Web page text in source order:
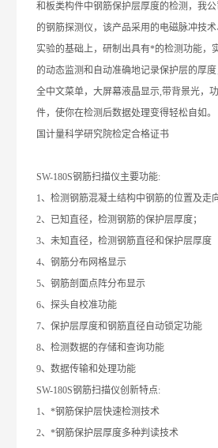
和板类构件中钢筋保护层厚度的检测，我
的钢筋探测仪，该产品采用的电磁脉冲技
实验的基础上，研制出具有*的检测功能，
的动态监测和自动准确地记录保护层的厚
全中文菜单，大屏幕液晶显示,带背景光，
件，使你在检测后数据处理变得轻松自如。
国计量科学研究院检定合格证书
SW-180S钢筋扫描仪主要功能:
1、检测钢筋混凝土结构中钢筋的位置及走向
2、已知直径，检测钢筋的保护层厚度；
3、未知直径，检测钢筋直径和保护层厚度
4、钢筋分布网格显示
5、钢筋剖面点阵分布显示
6、探头自校准功能
7、保护层厚度和钢筋直径自动锁定功能
8、检测数据的存储和查询功能
9、数据传输和处理功能
SW-180S钢筋扫描仪创新特点:
1、*钢筋保护层快速检测技术
2、*钢筋保护层厚度多种判读技术